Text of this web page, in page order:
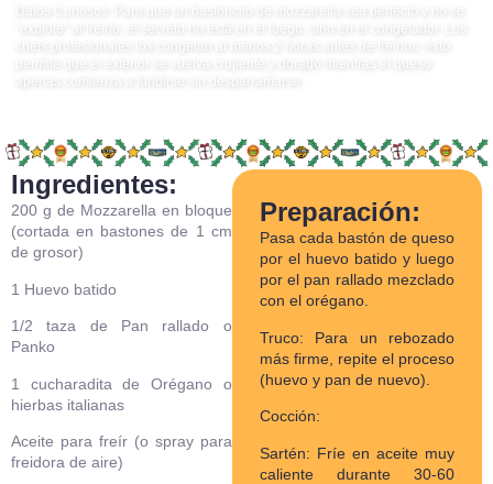
Ingredientes:
200 g de Mozzarella en bloque
(cortada en bastones de 1 cm
de grosor)
1 Huevo batido
1/2 taza de Pan rallado o
Panko
1 cucharadita de Orégano o
hierbas italianas
Aceite para freír (o spray para
freidora de aire)
Preparación:
Pasa cada bastón de queso
por el huevo batido y luego
por el pan rallado mezclado
con el orégano.
Truco: Para un rebozado
más firme, repite el proceso
(huevo y pan de nuevo).
Cocción:
Sartén: Fríe en aceite muy
caliente durante 30-60